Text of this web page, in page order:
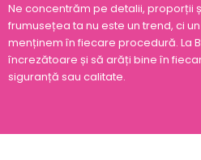
Ne concentrăm pe detalii, proporții
frumusețea ta nu este un trend, ci
menținem în fiecare procedură. La
încrezătoare și să arăți bine în
siguranță sau calitate.